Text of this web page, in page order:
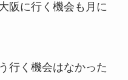
阪に行く機会も月に
行く機会はなかった